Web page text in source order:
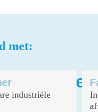
met:
industriële